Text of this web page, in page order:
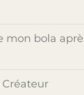
mon bola